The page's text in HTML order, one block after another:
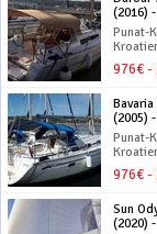
(2016)
Punat-
976€ -
(2005)
Punat-
976€ -
Sun
(2020)